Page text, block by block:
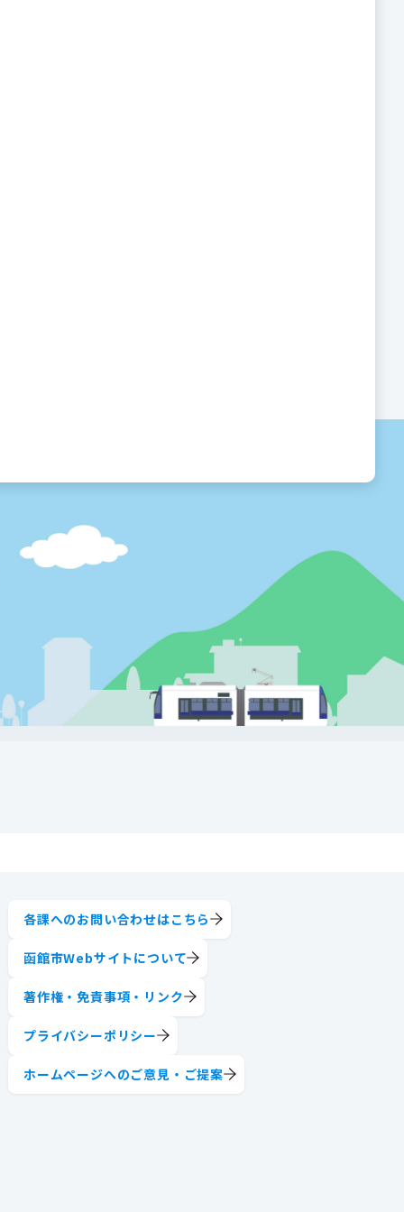
各課へのお問い合わせはこちら
函館市Webサイトについて
著作権・免責事項・リンク
プライバシーポリシー
ホームページへのご意見・ご提案